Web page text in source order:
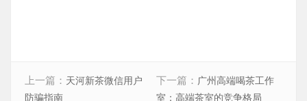
上一篇： 天河新茶微信用户
防骗指南
下一篇： 广州高端喝茶工作
室：高端茶室的竞争格局